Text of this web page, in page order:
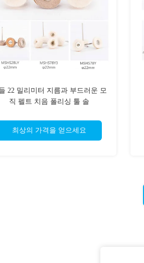
22 밀리미터 지름과 부드러운 모
직 펠트 치음 폴리싱 툴 솔
최상의 가격을 얻으세요